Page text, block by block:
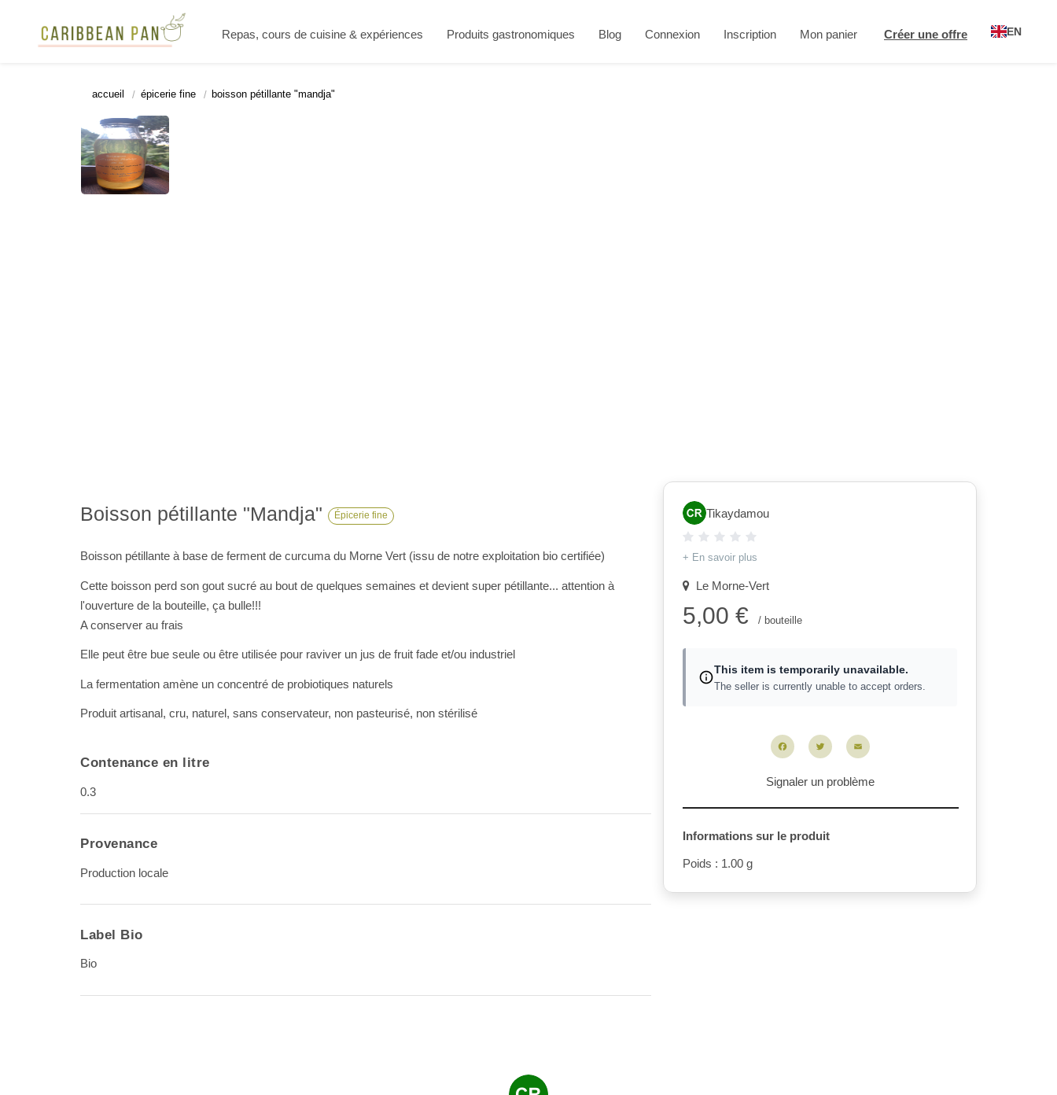
Repas, cours de cuisine & expériences Produits gastronomiques Blog Connexion Inscription Mon panier Créer une offre EN
accueil épicerie fine boisson pétillante "mandja"
Boisson pétillante "Mandja" Épicerie fine
Boisson pétillante à base de ferment de curcuma du Morne Vert (issu de notre exploitation bio certifiée)
Cette boisson perd son gout sucré au bout de quelques semaines et devient super pétillante... attention à
l'ouverture de la bouteille, ça bulle!!!
A conserver au frais
Elle peut être bue seule ou être utilisée pour raviver un jus de fruit fade et/ou industriel
La fermentation amène un concentré de probiotiques naturels
Produit artisanal, cru, naturel, sans conservateur, non pasteurisé, non stérilisé
Contenance en litre
0.3
Provenance
Production locale
Label Bio
Bio
Tikaydamou
+ En savoir plus
Le Morne-Vert
5,00 € / bouteille
This item is temporarily unavailable.
The seller is currently unable to accept orders.
FacebookTwitter
Signaler un problème
Informations sur le produit
Poids : 1.00 g